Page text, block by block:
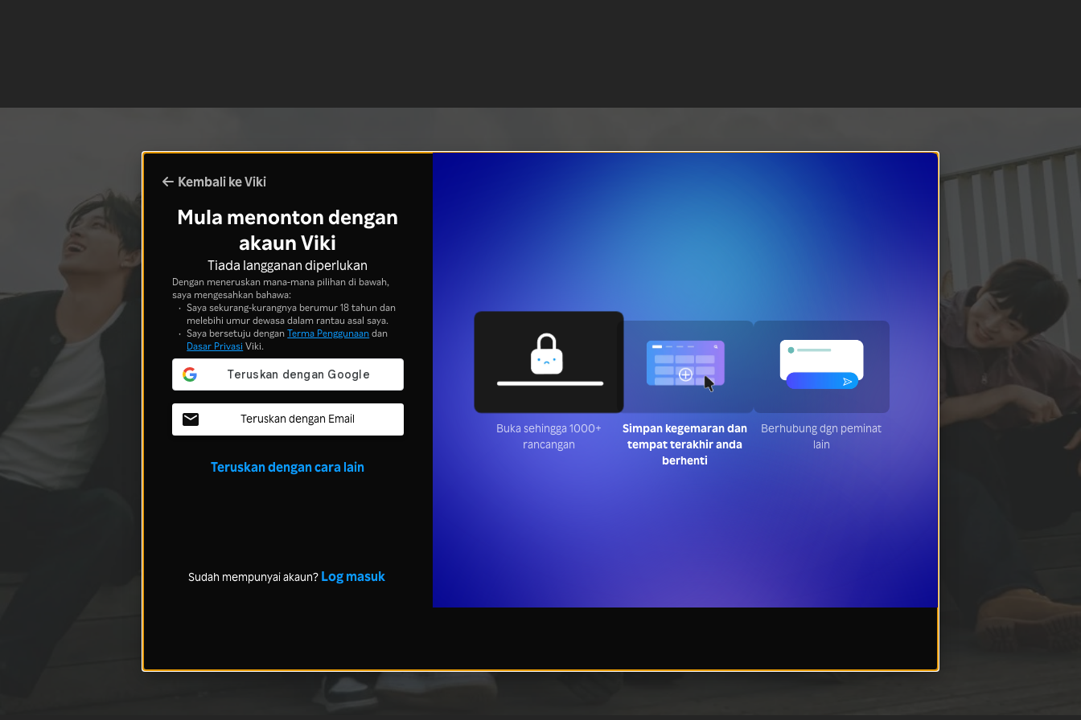
Kembali ke Viki
Mula menonton dengan
akaun Viki
Tiada langganan diperlukan
Dengan meneruskan mana-mana pilihan di bawah,
saya mengesahkan bahawa:
Saya sekurang-kurangnya berumur 18 tahun dan
melebihi umur dewasa dalam rantau asal saya.
Saya bersetuju denganTerma Penggunaandan
Dasar Privasi Viki.
Teruskan dengan Email
Teruskan dengan cara lain
Sudah mempunyai akaun? Log masuk
Buka sehingga 1000+
rancangan
Simpan kegemaran dan
tempat terakhir anda
berhenti
Berhubung dgn peminat
lain